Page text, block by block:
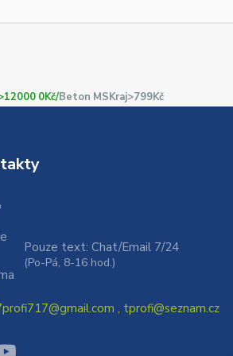
0Kč/Beton MSKraj>799Kč
Pouze text: Chat/Email 7/24
(Po-Pá, 8-16 hod.)
, tprofi@seznam.cz